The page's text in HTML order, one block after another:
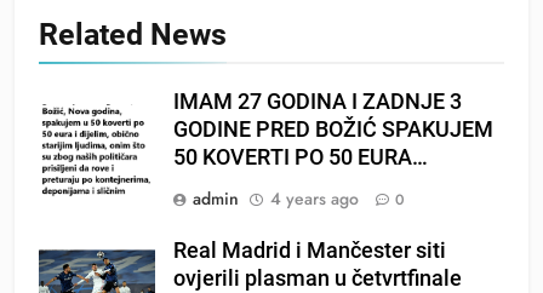
Related News
IMAM 27 GODINA I ZADNJE 3
GODINE PRED BOŽIĆ SPAKUJEM
50 KOVERTI PO 50 EURA…
admin
4 years ago 0
Real Madrid i Mančester siti
ovjerili plasman u četvrtfinale